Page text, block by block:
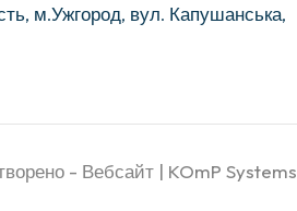
м.Ужгород, вул. Капушанська,
- Вебсайт | KOmP Systems